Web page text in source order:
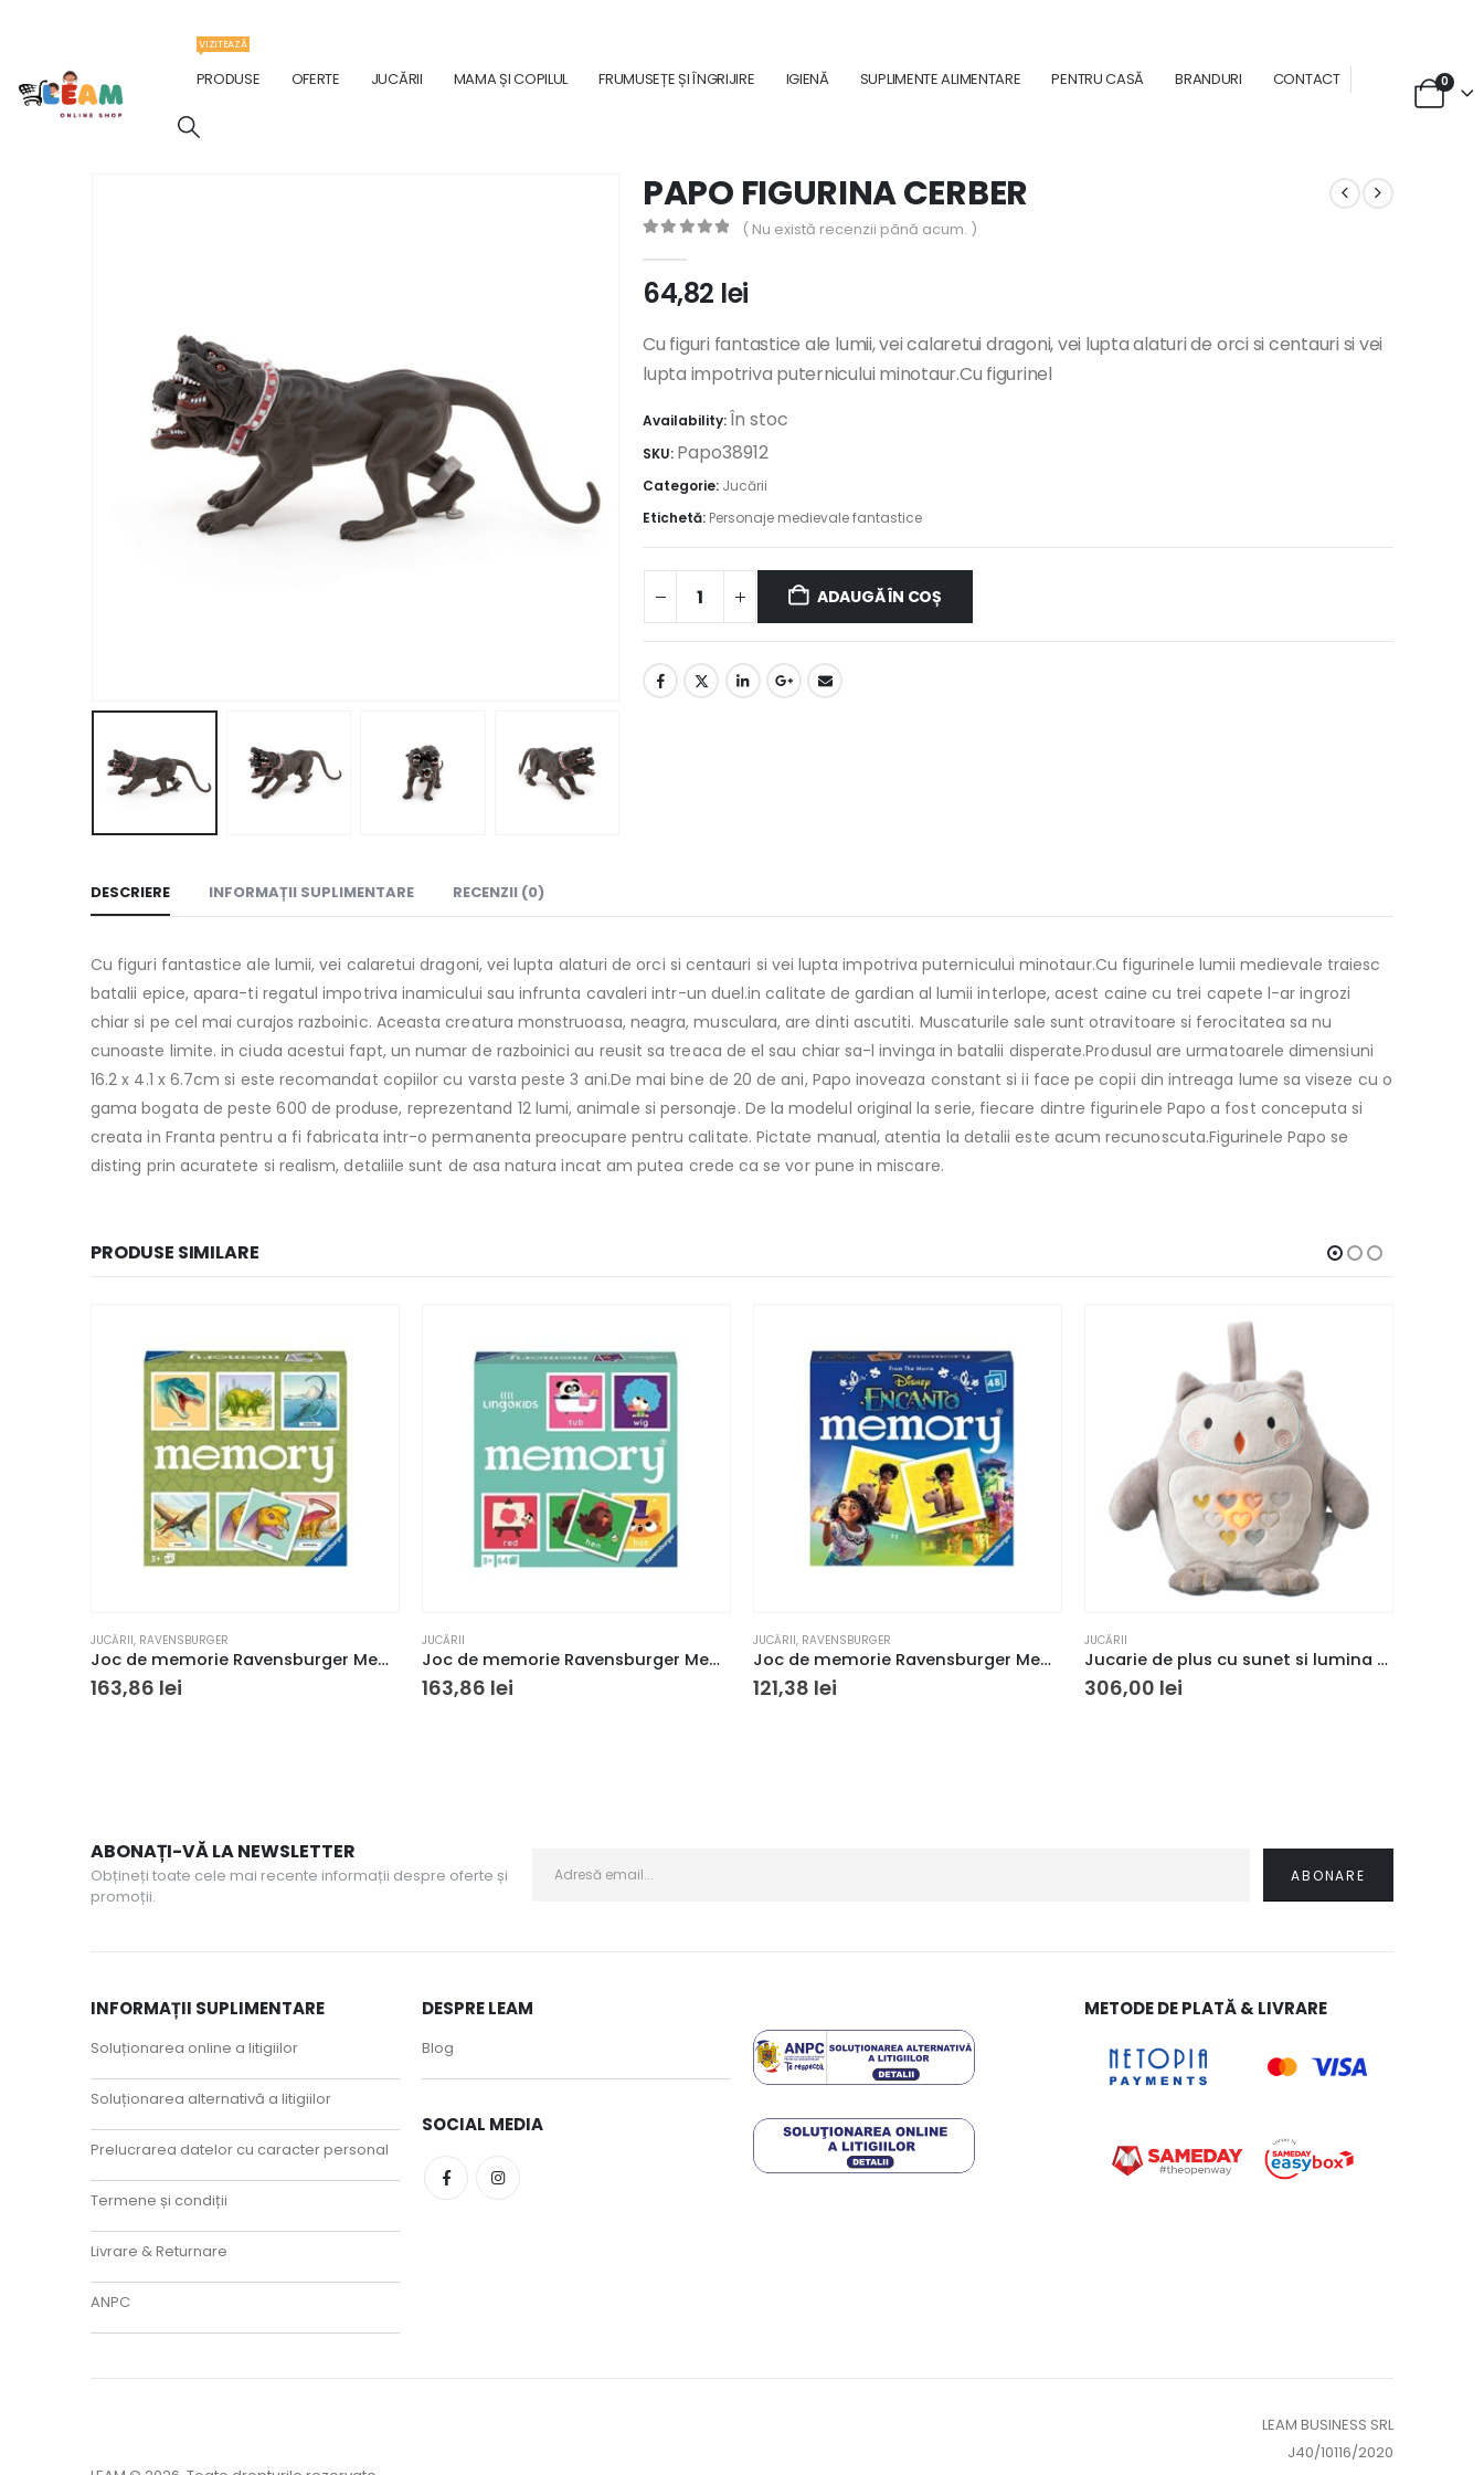
PRODUSE
VIZITEAZĂ
OFERTE JUCĂRII MAMA ȘI COPILUL FRUMUSEȚE ȘI ÎNGRIJIRE IGIENĂ SUPLIMENTE ALIMENTARE PENTRU CASĂ BRANDURI CONTACT 0
PAPO FIGURINA CERBER
( Nu există recenzii până acum. )
64,82 lei
Cu figuri fantastice ale lumii, vei calaretui dragoni, vei lupta alaturi de orci si centauri si vei
lupta impotriva puternicului minotaur.Cu figurinel
Availability:În stoc
SKU: Papo38912
Categorie: Jucării
Etichetă: Personaje medievale fantastice
ADAUGĂ ÎN COȘ
DESCRIERE INFORMAȚII SUPLIMENTARE RECENZII (0)
Cu figuri fantastice ale lumii, vei calaretui dragoni, vei lupta alaturi de orci si centauri si vei lupta impotriva puternicului minotaur.Cu figurinele lumii medievale traiesc
batalii epice, apara-ti regatul impotriva inamicului sau infrunta cavaleri intr-un duel.in calitate de gardian al lumii interlope, acest caine cu trei capete l-ar ingrozi
chiar si pe cel mai curajos razboinic. Aceasta creatura monstruoasa, neagra, musculara, are dinti ascutiti. Muscaturile sale sunt otravitoare si ferocitatea sa nu
cunoaste limite. in ciuda acestui fapt, un numar de razboinici au reusit sa treaca de el sau chiar sa-l invinga in batalii disperate.Produsul are urmatoarele dimensiuni
16.2 x 4.1 x 6.7cm si este recomandat copiilor cu varsta peste 3 ani.De mai bine de 20 de ani, Papo inoveaza constant si ii face pe copii din intreaga lume sa viseze cu o
gama bogata de peste 600 de produse, reprezentand 12 lumi, animale si personaje. De la modelul original la serie, fiecare dintre figurinele Papo a fost conceputa si
creata in Franta pentru a fi fabricata intr-o permanenta preocupare pentru calitate. Pictate manual, atentia la detalii este acum recunoscuta.Figurinele Papo se
disting prin acuratete si realism, detaliile sunt de asa natura incat am putea crede ca se vor pune in miscare.
PRODUSE SIMILARE
JUCĂRII, RAVENSBURGER
Joc de memorie Ravensburger Memory Dinozauri
163,86 lei
JUCĂRII
Joc de memorie Ravensburger Memory Lingokids
163,86 lei
JUCĂRII, RAVENSBURGER
Joc de memorie Ravensburger Memory Disney Encanto
121,38 lei
JUCĂRII
Jucarie de plus cu sunet si lumina The Gro Company, Reincarcabil, Forma de bufnita, Multicolor
306,00 lei
ABONAȚI-VĂ LA NEWSLETTER
Obțineți toate cele mai recente informații despre oferte și
promoții.
INFORMAȚII SUPLIMENTARE
Soluționarea online a litigiilor
Soluționarea alternativă a litigiilor
Prelucrarea datelor cu caracter personal
Termene și condiții
Livrare & Returnare
ANPC
DESPRE LEAM
Blog
SOCIAL MEDIA
METODE DE PLATĂ & LIVRARE
LEAM BUSINESS SRL
J40/10116/2020